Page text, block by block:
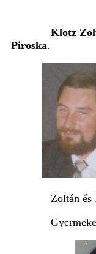
Klotz
Piroska.
Zoltán és
Gyermekeik